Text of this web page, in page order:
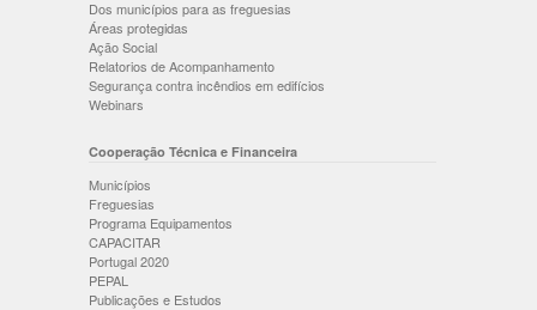
Dos municípios para as freguesias
Áreas protegidas
Ação Social
Relatorios de Acompanhamento
Segurança contra incêndios em edifícios
Webinars
Cooperação Técnica e Financeira
Municípios
Freguesias
Programa Equipamentos
CAPACITAR
Portugal 2020
PEPAL
Publicações e Estudos